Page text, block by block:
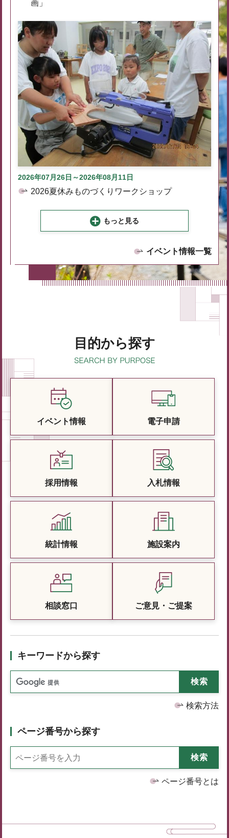
画」
2026年07月26日～2026年08月11日
2026夏休みものづくりワークショップ
もっと見る
イベント情報一覧
目的から探す
イベント情報 電子申請
採用情報 入札情報
統計情報 施設案内
相談窓口 ご意見・ご提案
キーワードから探す
検索方法
ページ番号から探す
ページ番号とは